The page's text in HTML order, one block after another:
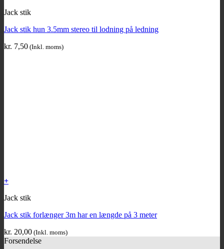
Jack stik
Jack stik hun 3.5mm stereo til lodning på ledning
kr. 7,50 (Inkl. moms)
+
Jack stik
Jack stik forlænger 3m har en længde på 3 meter
kr. 20,00 (Inkl. moms)
Forsendelse